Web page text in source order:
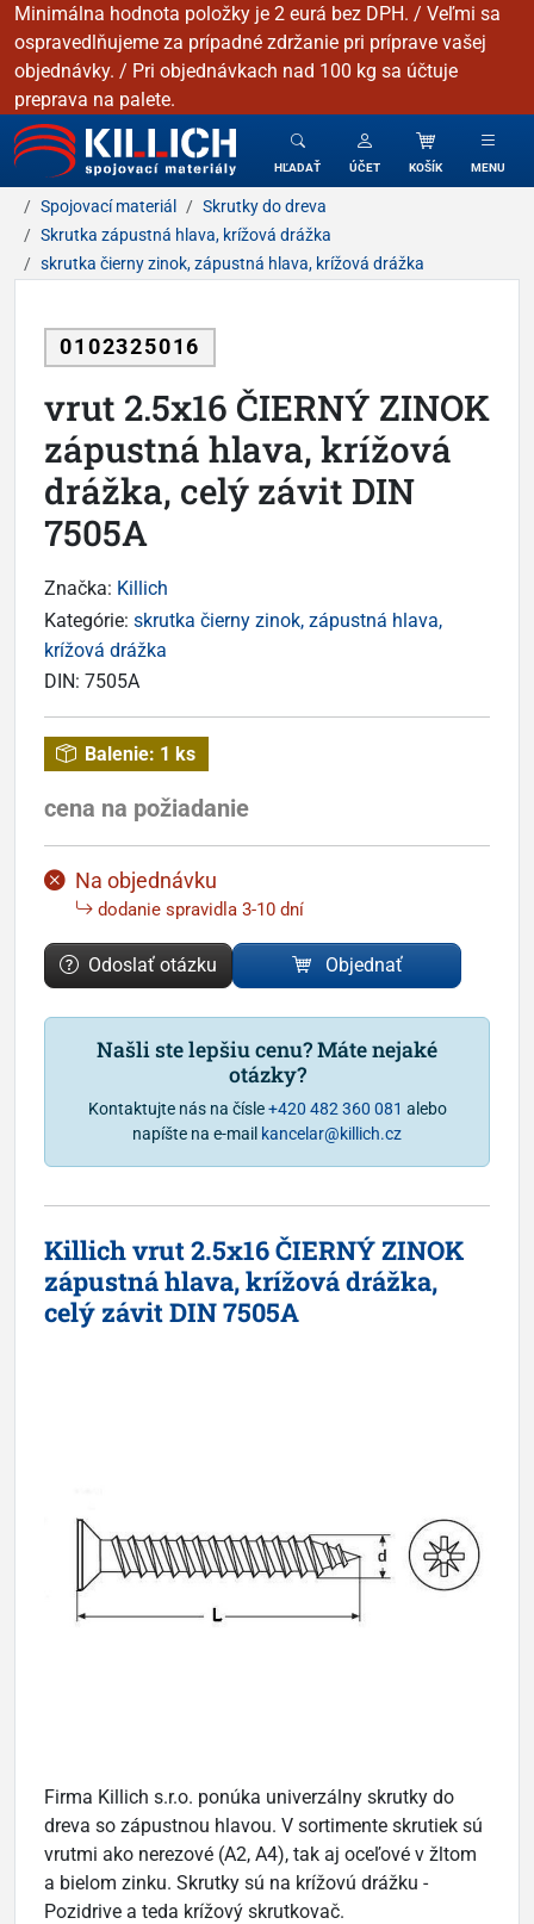
Minimálna hodnota položky je 2 eurá bez DPH. / Veľmi sa
ospravedlňujeme za prípadné zdržanie pri príprave vašej
objednávky. / Pri objednávkach nad 100 kg sa účtuje
preprava na palete.
KILLICH - Spojovacie materiály
HĽADAŤ ÚČET KOŠÍK MENU
Spojovací materiál
Skrutky do dreva
Skrutka zápustná hlava, krížová drážka
skrutka čierny zinok, zápustná hlava, krížová drážka
0102325016
vrut 2.5x16 ČIERNÝ ZINOK
zápustná hlava, krížová
drážka, celý závit DIN
7505A
Značka: Killich
Kategórie: skrutka čierny zinok, zápustná hlava,
krížová drážka
DIN: 7505A
Balenie: 1 ks
cena na požiadanie
Na objednávku
dodanie spravidla 3-10 dní
Odoslať otázku Objednať
Našli ste lepšiu cenu? Máte nejaké
otázky?
Kontaktujte nás na čísle+420 482 360 081 alebo
napíšte na e-mail kancelar@killich.cz
Killich vrut 2.5x16 ČIERNÝ ZINOK
zápustná hlava, krížová drážka,
celý závit DIN 7505A
Firma Killich s.r.o. ponúka univerzálny skrutky do
dreva so zápustnou hlavou. V sortimente skrutiek sú
vrutmi ako nerezové (A2, A4), tak aj oceľové v žltom
a bielom zinku. Skrutky sú na krížovú drážku -
Pozidrive a teda krížový skrutkovač.